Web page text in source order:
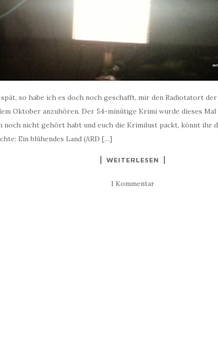
spät, so habe ich es doch noch geschafft, mir den Radiotatort der
Oktober anzuhören. Der 54-minütige Krimi wurde dieses
noch nicht gehört habt und euch die Krimilust packt, könnt ihr
Ein blühendes Land (ARD […]
WEITERLESEN
1 Kommentar